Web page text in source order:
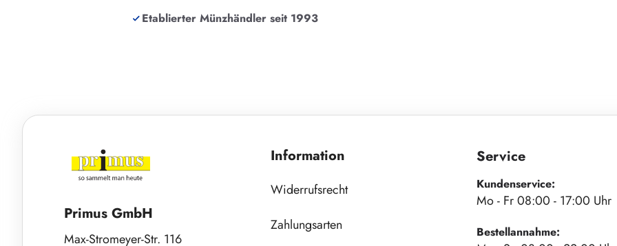
Etablierter Münzhändler seit 1993
Primus GmbH
Max-Stromeyer-Str. 116
Information
Widerrufsrecht
Zahlungsarten
Service
Kundenservice:
Mo - Fr 08:00 - 17:00 Uhr
Bestellannahme: